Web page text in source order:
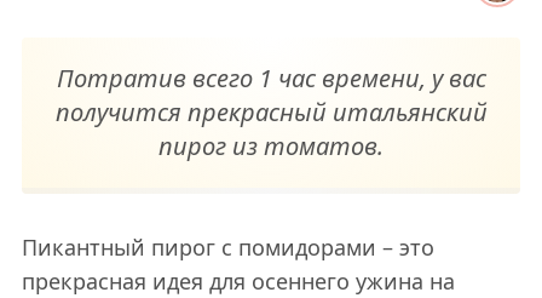
Потратив всего 1 час времени, у вас
получится прекрасный итальянский
пирог из томатов.
Пикантный пирог с помидорами – это
прекрасная идея для осеннего ужина на